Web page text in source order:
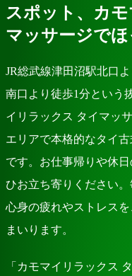
スポット、カ
マッサージでほ
JR総武線津田沼駅北口
南口より徒歩1分という
イリラックス タイマッ
エリアで本格的なタイ
です。お仕事帰りや休
ひお立ち寄りください
心身の疲れやストレス
まいります。
「カモマイリラックス